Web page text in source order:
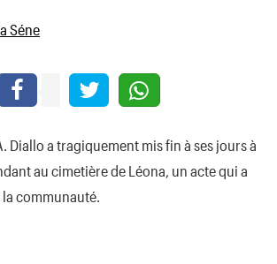
Séne
Diallo a tragiquement mis fin à ses jours à
au cimetière de Léona, un acte qui a
communauté.